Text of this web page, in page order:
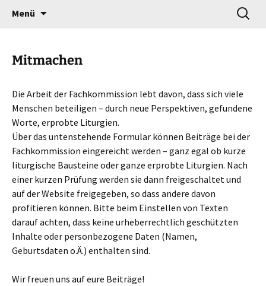
Willkommen!
Gottesdienst verändert
Menü
Suchen
nach:
Mitmachen
Die Arbeit der Fachkommission lebt davon, dass sich viele
Menschen beteiligen – durch neue Perspektiven, gefundene
Worte, erprobte Liturgien.
Über das untenstehende Formular können Beiträge bei der
Fachkommission eingereicht werden – ganz egal ob kurze
liturgische Bausteine oder ganze erprobte Liturgien. Nach
einer kurzen Prüfung werden sie dann freigeschaltet und
auf der Website freigegeben, so dass andere davon
profitieren können. Bitte beim Einstellen von Texten
darauf achten, dass keine urheberrechtlich geschützten
Inhalte oder personbezogene Daten (Namen,
Geburtsdaten o.Ä.) enthalten sind.
Wir freuen uns auf eure Beiträge!